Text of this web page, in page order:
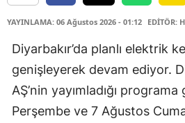
YAYINLAMA: 06 Ağustos 2026 - 01:12 EDİTÖR:
Diyarbakır’da planlı elektrik
genişleyerek devam ediyor.
AŞ’nin yayımladığı
Perşembe ve 7 Ağustos